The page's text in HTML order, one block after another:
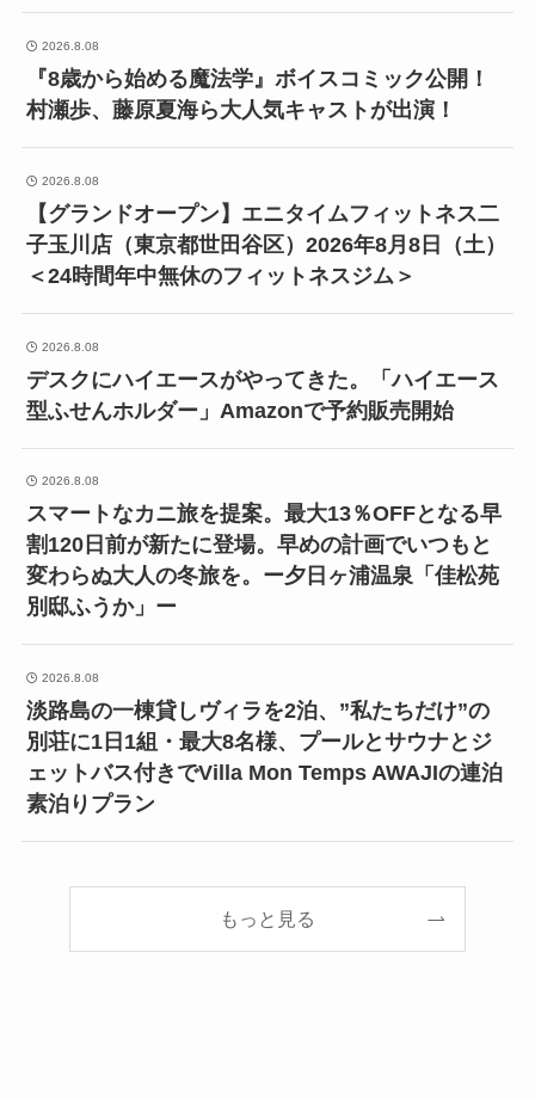
2026.8.08
『8歳から始める魔法学』ボイスコミック公開！
村瀬歩、藤原夏海ら大人気キャストが出演！
2026.8.08
【グランドオープン】エニタイムフィットネス二
子玉川店（東京都世田谷区）2026年8月8日（土）
＜24時間年中無休のフィットネスジム＞
2026.8.08
デスクにハイエースがやってきた。「ハイエース
型ふせんホルダー」Amazonで予約販売開始
2026.8.08
スマートなカニ旅を提案。最大13％OFFとなる早
割120日前が新たに登場。早めの計画でいつもと
変わらぬ大人の冬旅を。ー夕日ヶ浦温泉「佳松苑
別邸ふうか」ー
2026.8.08
淡路島の一棟貸しヴィラを2泊、”私たちだけ”の
別荘に1日1組・最大8名様、プールとサウナとジ
ェットバス付きでVilla Mon Temps AWAJIの連泊
素泊りプラン
もっと見る